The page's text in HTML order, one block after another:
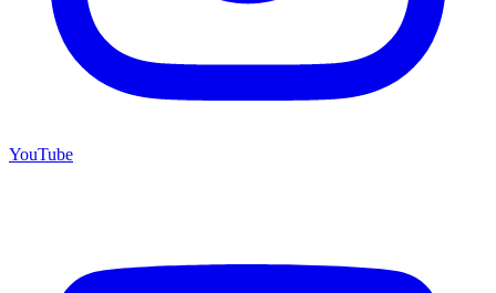
YouTube